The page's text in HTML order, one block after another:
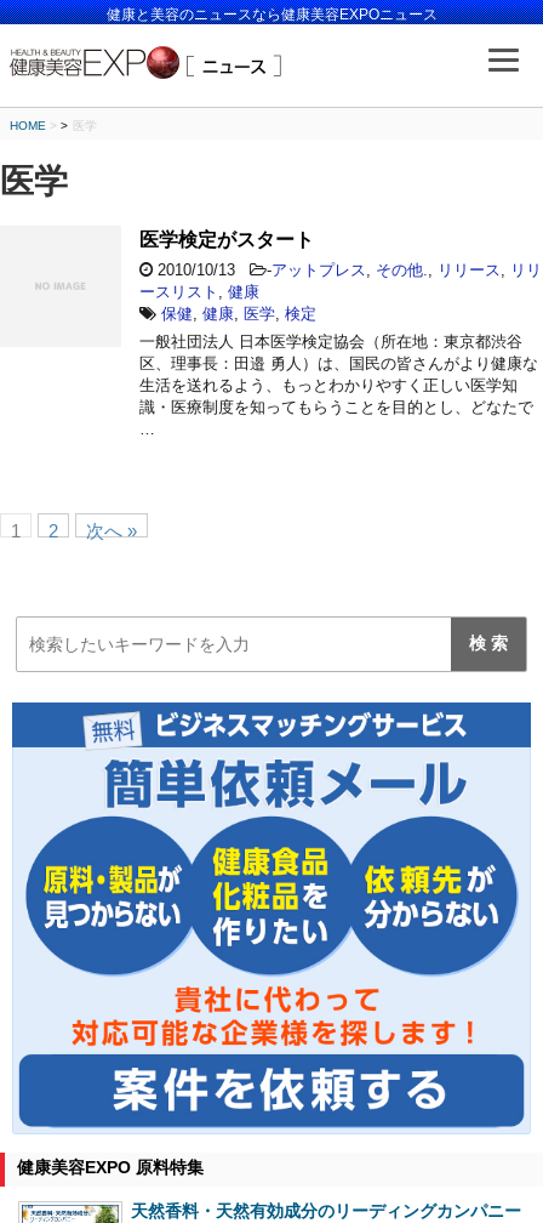
健康と美容のニュースなら健康美容EXPOニュース
HOME > 医学
医学
医学検定がスタート
2010/10/13 -アットプレス その他. リリース
リリ
ースリスト
健康
保健 健康 医学 検定
一般社団法人 日本医学検定協会（所在地：東京都渋谷
区、理事長：田邉 勇人）は、国民の皆さんがより健康な
生活を送れるよう、もっとわかりやすく正しい医学知
識・医療制度を知ってもらうことを目的とし、どなたで
1 2 次へ »
健康美容EXPO 原料特集
天然香料・天然有効成分のリーディングカンパニー